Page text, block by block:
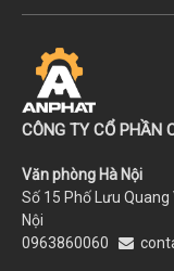
CÔNG TY CỔ PHẦN
Văn phòng Hà Nội
Số 15 Phố Lưu
Nội
0963860060